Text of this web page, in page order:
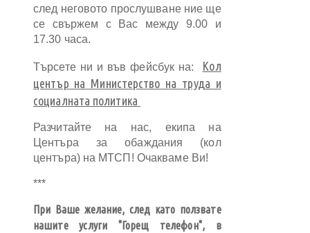
след неговото прослушване ние ще
се свържем с Вас между 9.00 и
17.30 часа.
Търсете ни и във фейсбук на: Кол
център на Министерство на труда и
социалната политика
Разчитайте на нас, екипa на
Центъра за обаждания (кол
центъра) на МТСП! Очакваме Ви!
***
При Ваше желание, след като ползвате
нашите услуги "Горещ телефон", в